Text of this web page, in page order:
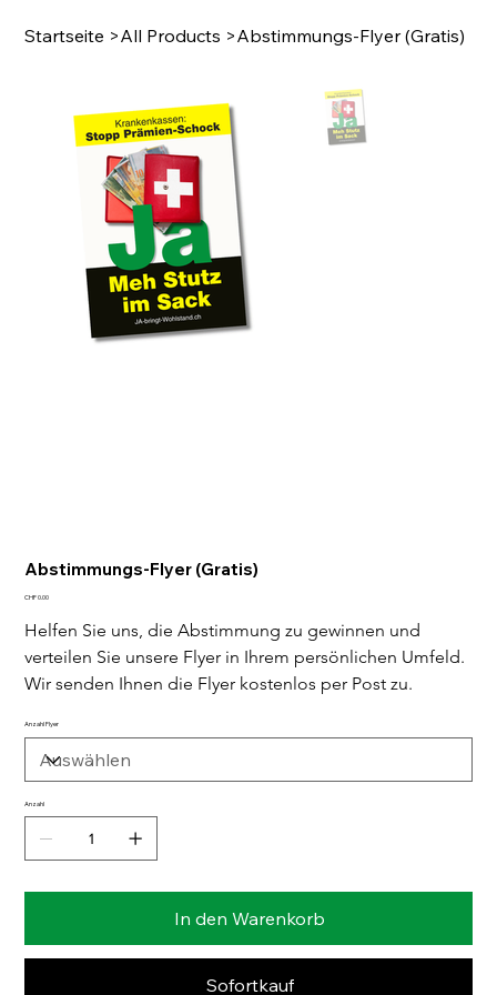
Startseite >All Products >Abstimmungs-Flyer (Gratis)
Abstimmungs-Flyer (Gratis)
Preis
CHF 0.00
Helfen Sie uns, die Abstimmung zu gewinnen und
verteilen Sie unsere Flyer in Ihrem persönlichen Umfeld.
Wir senden Ihnen die Flyer kostenlos per Post zu.
Anzahl Flyer
Anzahl
In den Warenkorb
Sofortkauf